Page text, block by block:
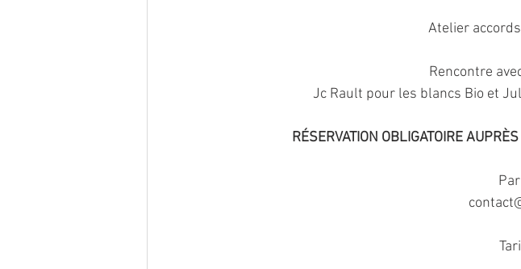
Atelier
Rencontre
Jc Rault pour les blancs Bio et
RÉSERVATION OBLIGATOIRE